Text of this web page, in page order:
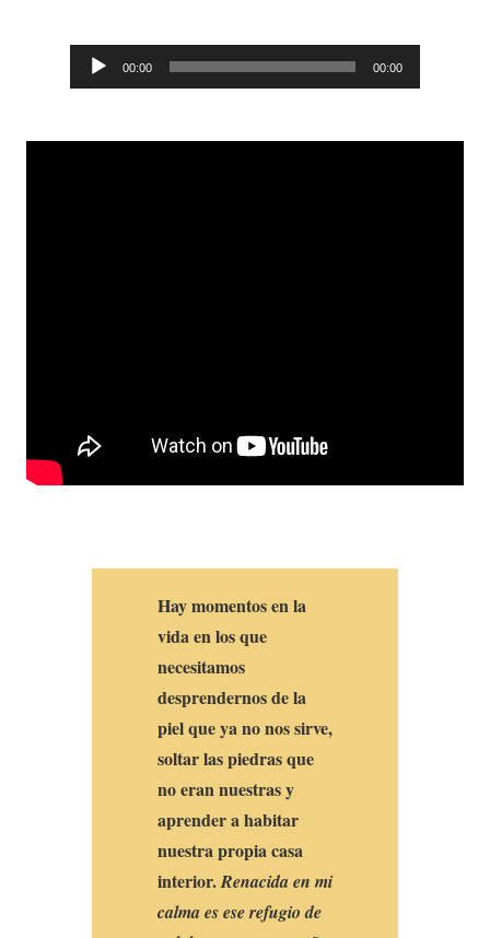
Audio
Player
00:00 00:00
Hay momentos en la
vida en los que
necesitamos
desprendernos de la
piel que ya no nos sirve,
soltar las piedras que
no eran nuestras y
aprender a habitar
nuestra propia casa
interior.Renacida en mi
calma es ese refugio de